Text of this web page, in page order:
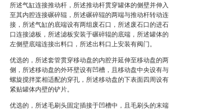
所述气缸连接推动杆，所述推动杆贯穿罐体的侧壁并伸入
至其内腔连接碾碎辊，所述碾碎辊的两端与推动杆转动连
接，所述气缸的底端设有两组废石口，所述废石口的进石
口连接滤板，所述滤板安装于碾碎辊的底端，所述罐体的
左侧壁底端连接出料口，所述出料口上安装有阀门。
优选的，所述套管贯穿移动盘的内腔并延伸至移动盘的两
侧，所述移动盘的外环壁设有凹槽，且移动盘中央设有与
螺旋搅拌桨相适配的穿孔，所述移动盘的下表面四周设有
紧贴罐体内壁的铲片。
优选的，所述毛刷头固定插接于凹槽中，且毛刷头的末端